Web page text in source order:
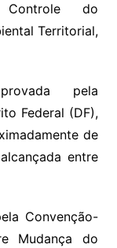
Controle do
Territorial,
pela
Federal (DF),
de
entre
Convenção-
Mudança do